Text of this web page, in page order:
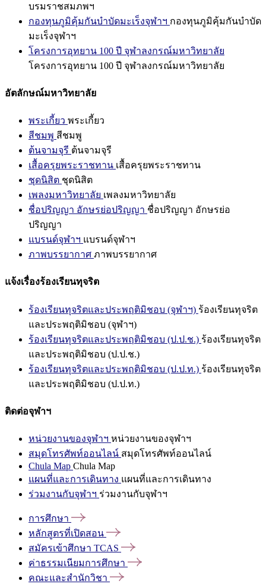
บรมราชสมภพฯ
กองทุนภูมิคุ้มกันบำบัดมะเร็งจุฬาฯ กองทุนภูมิคุ้มกันบำบัด
มะเร็งจุฬาฯ
โครงการอุทยาน 100 ปี จุฬาลงกรณ์มหาวิทยาลัย
โครงการอุทยาน 100 ปี จุฬาลงกรณ์มหาวิทยาลัย
อัตลักษณ์มหาวิทยาลัย
พระเกี้ยว พระเกี้ยว
สีชมพู สีชมพู
ต้นจามจุรี ต้นจามจุรี
เสื้อครุยพระราชทาน เสื้อครุยพระราชทาน
ชุดนิสิต ชุดนิสิต
เพลงมหาวิทยาลัย เพลงมหาวิทยาลัย
ชื่อปริญญา อักษรย่อปริญญา ชื่อปริญญา อักษรย่อ
ปริญญา
แบรนด์จุฬาฯ แบรนด์จุฬาฯ
ภาพบรรยากาศ ภาพบรรยากาศ
แจ้งเรื่องร้องเรียนทุจริต
ร้องเรียนทุจริตและประพฤติมิชอบ (จุฬาฯ) ร้องเรียนทุจริต
และประพฤติมิชอบ (จุฬาฯ)
ร้องเรียนทุจริตและประพฤติมิชอบ (ป.ป.ช.) ร้องเรียนทุจริต
และประพฤติมิชอบ (ป.ป.ช.)
ร้องเรียนทุจริตและประพฤติมิชอบ (ป.ป.ท.) ร้องเรียนทุจริต
และประพฤติมิชอบ (ป.ป.ท.)
ติดต่อจุฬาฯ
หน่วยงานของจุฬาฯ หน่วยงานของจุฬาฯ
สมุดโทรศัพท์ออนไลน์ สมุดโทรศัพท์ออนไลน์
Chula Map Chula Map
แผนที่และการเดินทาง แผนที่และการเดินทาง
ร่วมงานกับจุฬาฯ ร่วมงานกับจุฬาฯ
การศึกษา
หลักสูตรที่เปิดสอน
สมัครเข้าศึกษา TCAS
ค่าธรรมเนียมการศึกษา
คณะและสำนักวิชา